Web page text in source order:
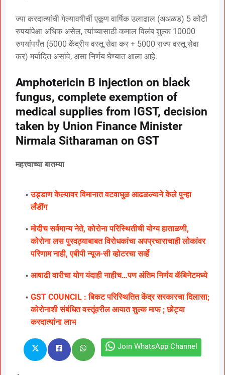
ज्या करदात्यांची गेल्यावषीर्ची एकूण वार्षिक उलाढाल (अअळड) 5 कोटी
रुपयांपेक्षा अधिक असेल, त्यांच्यासाठी कमाल विलंब शुल्क 10000
रुपयांपर्यंत (5000 केंद्रीय वस्तू सेवा कर + 5000 राज्य वस्तू सेवा
कर) मर्यादित असावे, असा निर्णय घेण्यात आला आहे.
Amphotericin B injection on black
fungus, complete exemption of
medical supplies from IGST, decision
taken by Union Finance Minister
Nirmala Sitharaman on GST
महत्त्वाच्या बातम्या
उड्डाण केल्यावर विमानात वटवाघुळ आढळल्याने केले पुन्हा
लॅँडींग
मोदीच सर्वमान्य नेते, कोरोना परिस्थितीची योग्य हाताळणी,
कोरोना लस पुरवठ्याबाबत विरोधकांचा अपप्रचाराचाही लोकांवर
परिणाम नाही, एबीपी न्यूज-सी व्होटरचा सर्व्हे
आषाढी वारीचा योग यंदाही नाहीच…पण अंतिम निर्णय कॅबिनेटमध्ये
GST COUNCIL : बिकट परिस्थितित केंद्र सरकारचा दिलासा;
कोरोनाशी संबंधित वस्तूंवरील आयात शुल्क माफ ; छोट्या
करदात्यांना लाभ
Join WhatsApp Channel